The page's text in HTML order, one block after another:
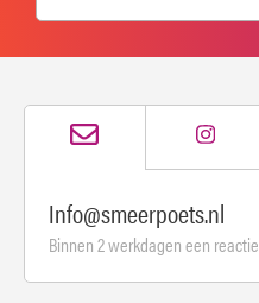
Info@smeerpoets.nl
Binnen 2 werkdagen een reactie